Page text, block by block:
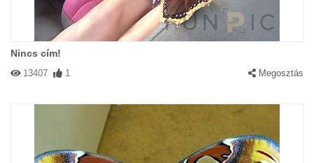
Nincs cím!
13407 1 Megosztás